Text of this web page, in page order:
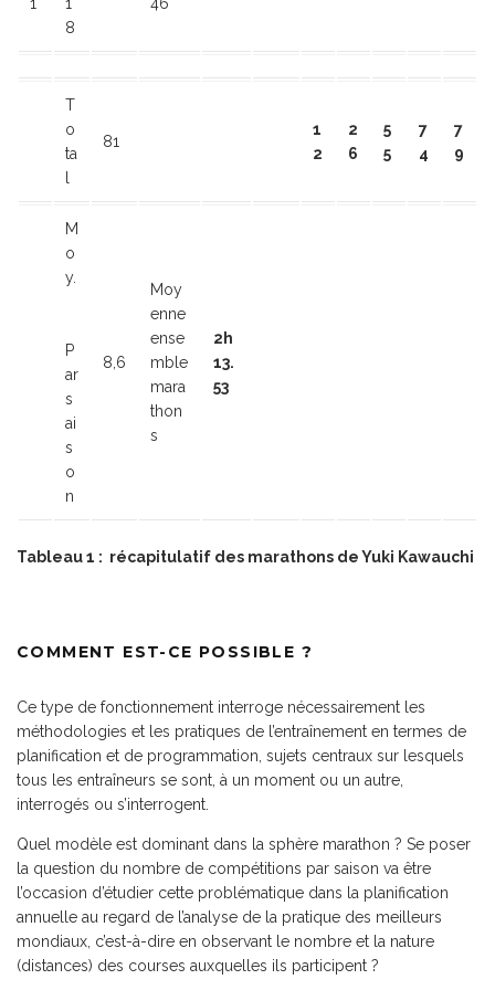
8
T
o
ta
81
1
2
2
6
5
5
7
4
7
9
M
o
y.
P
ar
s
ai
s
o
n
8,6
Moy
enne
ense
mble
mara
thon
s
2h
13.
53
Tableau 1 : récapitulatif des marathons de Yuki Kawauchi
COMMENT EST-CE POSSIBLE ?
Ce type de fonctionnement interroge nécessairement les
méthodologies et les pratiques de l’entraînement en termes de
planification et de programmation, sujets centraux sur lesquels
tous les entraîneurs se sont, à un moment ou un autre,
interrogés ou s’interrogent.
Quel modèle est dominant dans la sphère marathon ? Se poser
la question du nombre de compétitions par saison va être
l’occasion d’étudier cette problématique dans la planification
annuelle au regard de l’analyse de la pratique des meilleurs
mondiaux, c’est-à-dire en observant le nombre et la nature
(distances) des courses auxquelles ils participent ?